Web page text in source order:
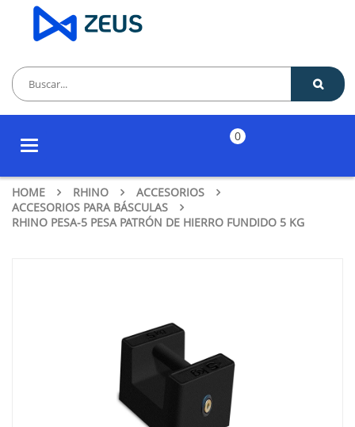
Toggle
0
HOME RHINO
ACCESORIOS
ACCESORIOS PARA BÁSCULAS
RHINO PESA-5 PESA PATRÓN DE HIERRO FUNDIDO 5 KG